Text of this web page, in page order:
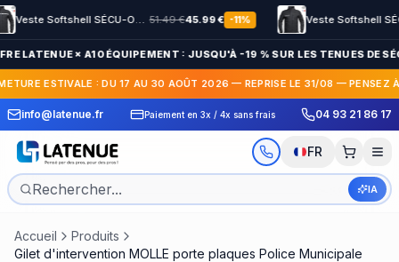
Veste Softshell SÉCU-ONE HV-TAPE Sécurité Privée noir 51.49 €45.99€ -11% Veste
LATENUE × A10 ÉQUIPEMENT : JUSQU'À -19 % SUR LES TENUES DE
ESTIVALE : DU 17 AU 30 AOÛT 2026 — REPRISE LE 31/08 — PENSEZ À
info@latenue.fr
en France et
Paiement en 3x / 4x sans frais
30 jours pour
04 93 21 86 17
FR
IA
Accueil
Produits
Gilet d'intervention MOLLE porte plaques Police Municipale